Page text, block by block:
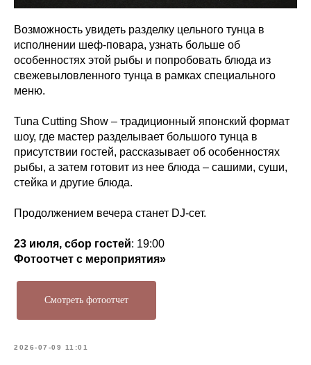
Возможность увидеть разделку цельного тунца в
исполнении шеф-повара, узнать больше об
особенностях этой рыбы и попробовать блюда из
свежевыловленного тунца в рамках специального
меню.
Tuna Cutting Show – традиционный японский формат
шоу, где мастер разделывает большого тунца в
присутствии гостей, рассказывает об особенностях
рыбы, а затем готовит из нее блюда – сашими, суши,
стейка и другие блюда.
Продолжением вечера станет DJ-сет.
23 июля, сбор гостей: 19:00
Фотоотчет с мероприятия»
Смотреть фотоотчет
2026-07-09 11:01